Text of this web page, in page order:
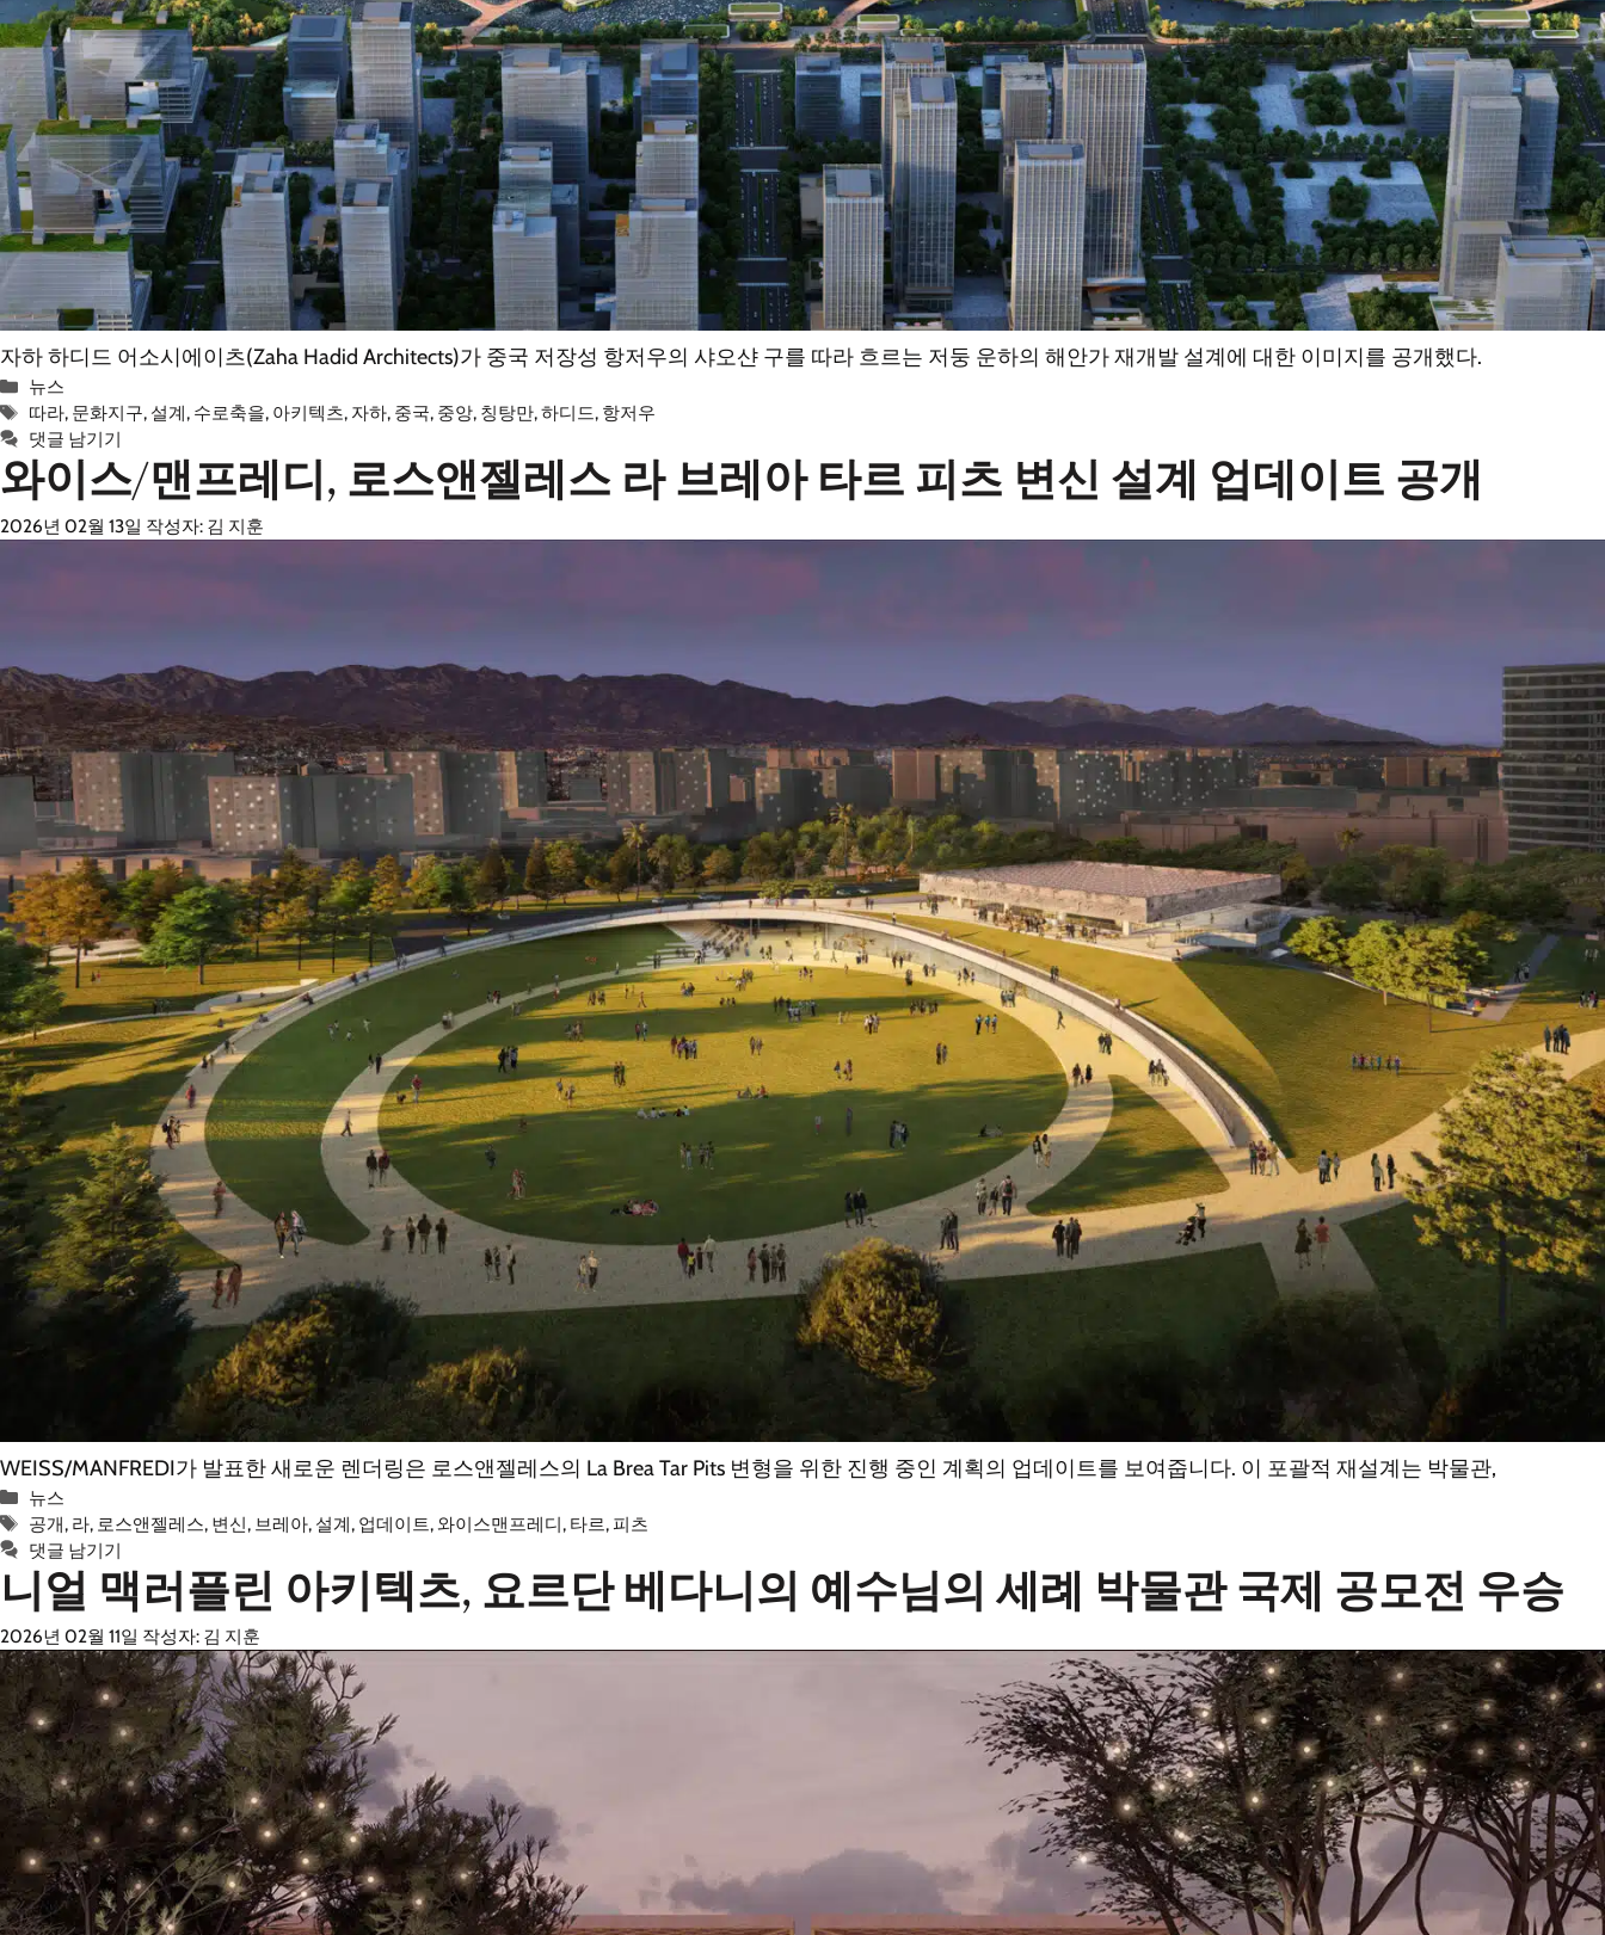
자하 하디드 어소시에이츠(Zaha Hadid Architects)가 중국 저장성 항저우의 샤오샨 구를 따라 흐르는 저둥 운하의 해안가 재개발 설계에 대한 이미지를 공개했다.
카
테
고
리
뉴스
태
그
따라, 문화지구, 설계, 수로축을, 아키텍츠, 자하, 중국, 중앙, 칭탕만,하디드, 항저우
댓글 남기기
와이스/맨프레디, 로스앤젤레스 라 브레아 타르 피츠 변신 설계 업데이트 공개
2026년 02월 13일 작성자: 김 지훈
WEISS/MANFREDI가 발표한 새로운 렌더링은 로스앤젤레스의 La Brea Tar Pits 변형을 위한 진행 중인 계획의 업데이트를 보여줍니다. 이 포괄적 재설계는 박물관,
카
테
고
리
뉴스
태
그
공개, 라, 로스앤젤레스, 변신, 브레아, 설계, 업데이트,와이스맨프레디, 타르, 피츠
댓글 남기기
니얼 맥러플린 아키텍츠, 요르단 베다니의 예수님의 세례 박물관 국제 공모전 우승
2026년 02월 11일 작성자: 김 지훈